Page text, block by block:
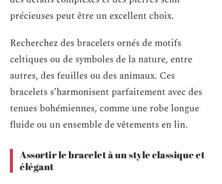
précieuses peut être un excellent choix.
Recherchez des bracelets ornés de motifs
celtiques ou de symboles de la nature, entre
autres, des feuilles ou des animaux. Ces
bracelets s’harmonisent parfaitement avec des
tenues bohémiennes, comme une robe longue
fluide ou un ensemble de vêtements en lin.
Assortir le bracelet à un style classique et
élégant